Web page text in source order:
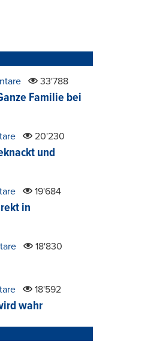
33'788
Familie bei
20'230
und
19'684
in
18'830
18'592
wahr